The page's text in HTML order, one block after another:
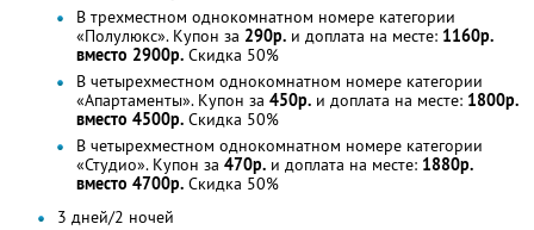
В трехместном однокомнатном номере категории
«Полулюкс». Купон за 290р. и доплата на месте: 1160р.
вместо 2900р. Скидка 50%
В четырехместном однокомнатном номере категории
«Апартаменты». Купон за 450р. и доплата на месте: 1800р.
вместо 4500р. Скидка 50%
В четырехместном однокомнатном номере категории
«Студио». Купон за 470р. и доплата на месте: 1880р.
вместо 4700р. Скидка 50%
3 дней/2 ночей